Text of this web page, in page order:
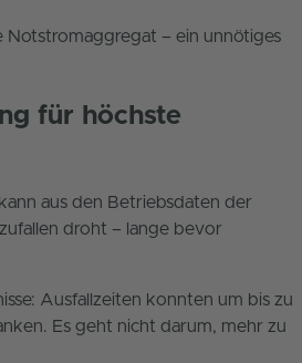
Notstromaggregat – ein unnötiges
für höchste
aus den Betriebsdaten der
droht – lange bevor
Ausfallzeiten konnten um bis zu
Es geht nicht darum, mehr zu